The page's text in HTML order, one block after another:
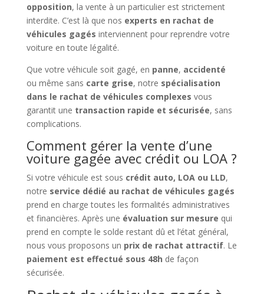
opposition, la vente à un particulier est strictement
interdite. C’est là que nos experts en rachat de
véhicules gagés interviennent pour reprendre votre
voiture en toute légalité.
Que votre véhicule soit gagé, en panne, accidenté
ou même sans carte grise, notre spécialisation
dans le rachat de véhicules complexes vous
garantit une transaction rapide et sécurisée, sans
complications.
Comment gérer la vente d’une
voiture gagée avec crédit ou LOA ?
Si votre véhicule est sous crédit auto, LOA ou LLD,
notre service dédié au rachat de véhicules gagés
prend en charge toutes les formalités administratives
et financières. Après une évaluation sur mesure qui
prend en compte le solde restant dû et l’état général,
nous vous proposons un prix de rachat attractif. Le
paiement est effectué sous 48h de façon
sécurisée.